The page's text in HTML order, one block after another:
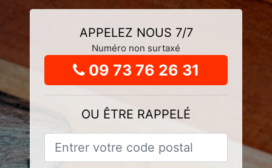
APPELEZ NOUS 7/7
Numéro non surtaxé
09 73 76 26 31
OU ÊTRE RAPPELÉ